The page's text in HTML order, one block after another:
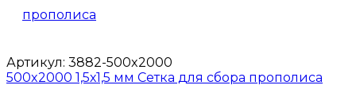
Артикул: 3882-500x2000
500x2000 1,5х1,5 мм Сетка для сбора прополиса